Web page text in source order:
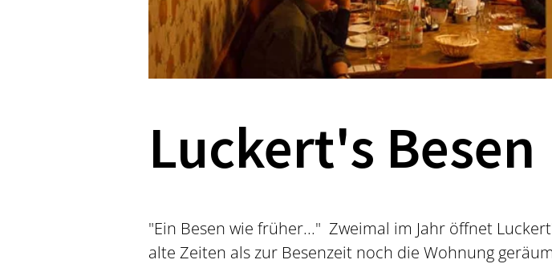
Luckert's Besen
"Ein Besen wie früher..." Zweimal im Jahr öffnet
alte Zeiten als zur Besenzeit noch die Wohnung